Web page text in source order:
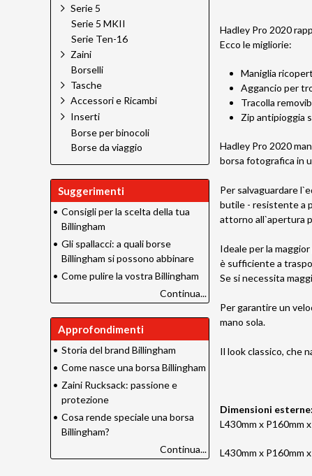
Hadley Pro 2020
Ecco le migliorie:
Maniglia
Aggancio per
Tracolla
Zip antipioggia
Hadley Pro 2020
borsa fotografica in
Per salvaguardare
butile - resistente a
attorno all`apertura
Ideale per la
è sufficiente a
Se si necessita
Per garantire un
mano sola.
Il look classico, che
Dimensioni esterne:
L430mm x P160mm
L430mm x P160mm
Serie 5
Serie 5 MKII
Serie Ten-16
Zaini
Borselli
Tasche
Accessori e Ricambi
Inserti
Borse per binocoli
Borse da viaggio
Suggerimenti
• Consigli per la scelta della tua
Billingham
• Gli spallacci: a quali borse
Billingham si possono abbinare
• Come pulire la vostra Billingham
Continua...
Approfondimenti
• Storia del brand Billingham
• Come nasce una borsa Billingham
• Zaini Rucksack: passione e
protezione
• Cosa rende speciale una borsa
Billingham?
Continua...